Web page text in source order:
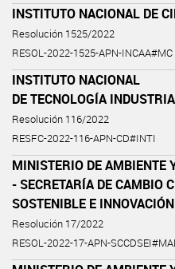
INSTITUTO NACIONAL DE
Resolución 1525/2022
RESOL-2022-1525-APN-INCAA#MC
INSTITUTO NACIONAL
DE TECNOLOGÍA
Resolución 116/2022
RESFC-2022-116-APN-CD#INTI
MINISTERIO DE AMBIENTE
- SECRETARÍA DE CAMBIO
SOSTENIBLE E INNOVACIÓN
Resolución 17/2022
RESOL-2022-17-APN-